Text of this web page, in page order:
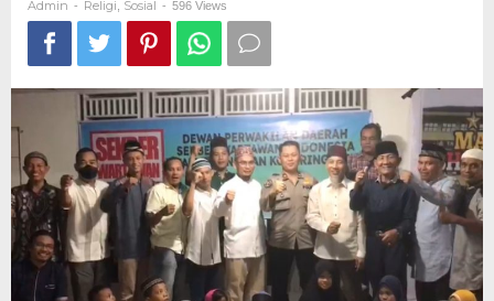
Admin - Religi Sosial - 596 Views